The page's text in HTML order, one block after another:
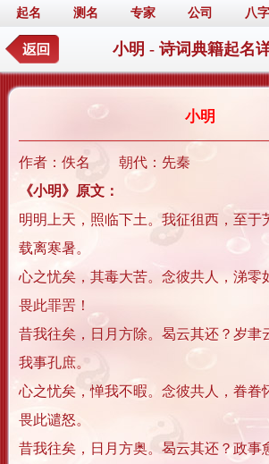
起名 测名 专家 公司 八字
小明 - 诗词典籍起名
小明
作者：佚名 朝代：先秦
《小明》原文：
明明上天，照临下土。我征徂西，至于
载离寒暑。
心之忧矣，其毒大苦。念彼共人，涕零
畏此罪罟！
昔我往矣，日月方除。曷云其还？岁聿
我事孔庶。
心之忧矣，惮我不暇。念彼共人，眷眷
畏此谴怒。
昔我往矣，日月方奥。曷云其还？政事